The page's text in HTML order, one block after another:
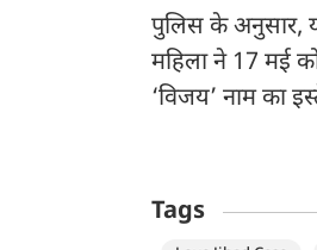
बरसे प्रशांत किशोर
पुलिस के अनुसार,
महिला ने 17 मई
‘विजय’ नाम का
Tags